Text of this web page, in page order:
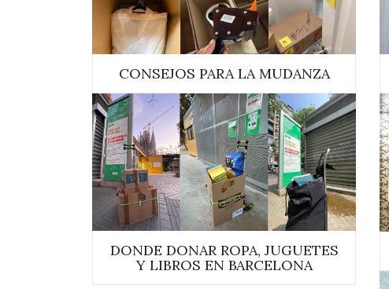
CONSEJOS PARA LA MUDANZA
DONDE DONAR ROPA, JUGUETES
Y LIBROS EN BARCELONA